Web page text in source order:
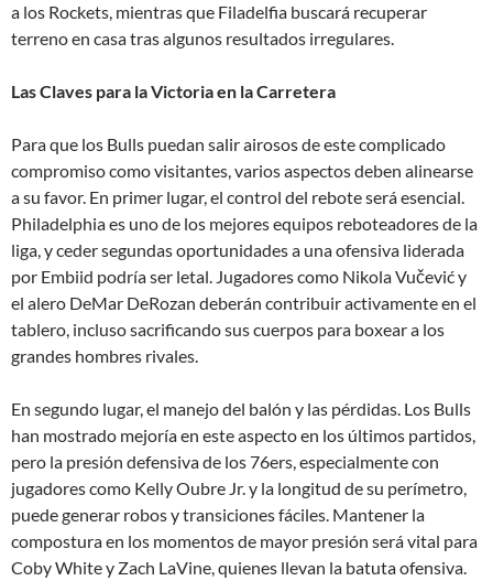
a los Rockets, mientras que Filadelfia buscará recuperar
terreno en casa tras algunos resultados irregulares.
Las Claves para la Victoria en la Carretera
Para que los Bulls puedan salir airosos de este complicado
compromiso como visitantes, varios aspectos deben alinearse
a su favor. En primer lugar, el control del rebote será esencial.
Philadelphia es uno de los mejores equipos reboteadores de la
liga, y ceder segundas oportunidades a una ofensiva liderada
por Embiid podría ser letal. Jugadores como Nikola Vučević y
el alero DeMar DeRozan deberán contribuir activamente en el
tablero, incluso sacrificando sus cuerpos para boxear a los
grandes hombres rivales.
En segundo lugar, el manejo del balón y las pérdidas. Los Bulls
han mostrado mejoría en este aspecto en los últimos partidos,
pero la presión defensiva de los 76ers, especialmente con
jugadores como Kelly Oubre Jr. y la longitud de su perímetro,
puede generar robos y transiciones fáciles. Mantener la
compostura en los momentos de mayor presión será vital para
Coby White y Zach LaVine, quienes llevan la batuta ofensiva.